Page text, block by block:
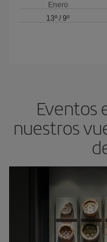
Enero
13º /9º
Eventos
nuestros